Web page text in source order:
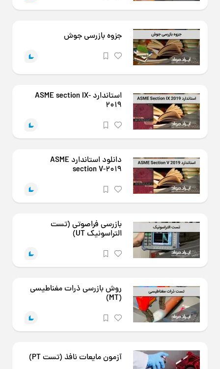
جزوه بازرسی جوش
استاندارد ASME section IX-
2019
دانلود استاندارد ASME
section V-2019
بازرسی فراصوتی (تست
التراسونیک UT)
روش بازرسی ذرات مغناطیسی
(MT)
آزمون مایعات نافذ (تست PT)